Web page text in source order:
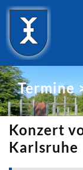
Termine
Konzert
Karlsruhe